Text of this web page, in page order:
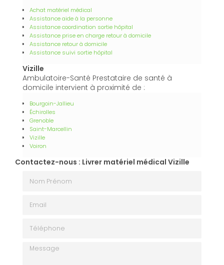
Achat matériel médical
Assistance aide à la personne
Assistance coordination sortie hôpital
Assistance prise en charge retour à domicile
Assistance retour à domicile
Assistance suivi sortie hôpital
Vizille
Ambulatoire-Santé Prestataire de santé à
domicile intervient à proximité de :
Bourgoin-Jallieu
Échirolles
Grenoble
Saint-Marcellin
Vizille
Voiron
Contactez-nous : Livrer matériel médical Vizille
Message